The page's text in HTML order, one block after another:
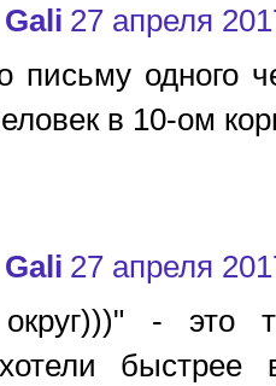
27 апреля
письму одного
в 10-ом
27 апреля
округ)))" - это
быстрее